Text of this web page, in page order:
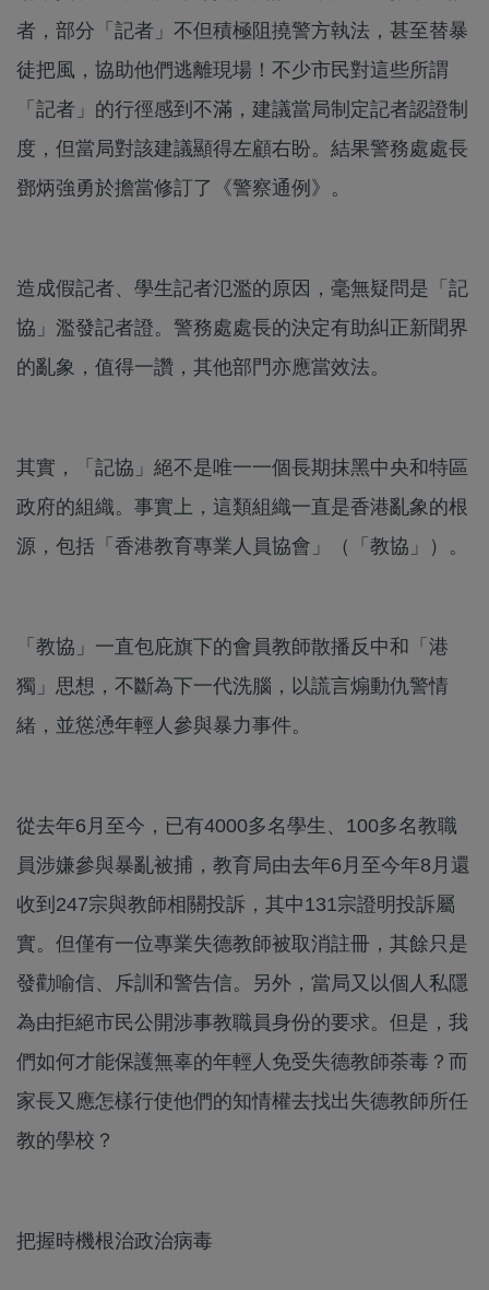
者，部分「記者」不但積極阻撓警方執法，甚至替暴
徒把風，協助他們逃離現場！不少市民對這些所謂
「記者」的行徑感到不滿，建議當局制定記者認證制
度，但當局對該建議顯得左顧右盼。結果警務處處長
鄧炳強勇於擔當修訂了《警察通例》。
造成假記者、學生記者氾濫的原因，毫無疑問是「記
協」濫發記者證。警務處處長的決定有助糾正新聞界
的亂象，值得一讚，其他部門亦應當效法。
其實，「記協」絕不是唯一一個長期抹黑中央和特區
政府的組織。事實上，這類組織一直是香港亂象的根
源，包括「香港教育專業人員協會」（「教協」）。
「教協」一直包庇旗下的會員教師散播反中和「港
獨」思想，不斷為下一代洗腦，以謊言煽動仇警情
緒，並慫慂年輕人參與暴力事件。
從去年6月至今，已有4000多名學生、100多名教職
員涉嫌參與暴亂被捕，教育局由去年6月至今年8月還
收到247宗與教師相關投訴，其中131宗證明投訴屬
實。但僅有一位專業失德教師被取消註冊，其餘只是
發勸喻信、斥訓和警告信。另外，當局又以個人私隱
為由拒絕市民公開涉事教職員身份的要求。但是，我
們如何才能保護無辜的年輕人免受失德教師荼毒？而
家長又應怎樣行使他們的知情權去找出失德教師所任
教的學校？
把握時機根治政治病毒